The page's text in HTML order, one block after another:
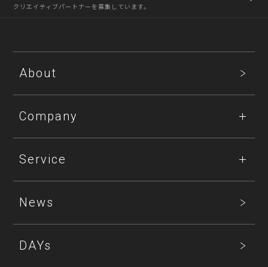
クリエイティブパートナーを募集しています。
About
Company
Service
News
DAYs